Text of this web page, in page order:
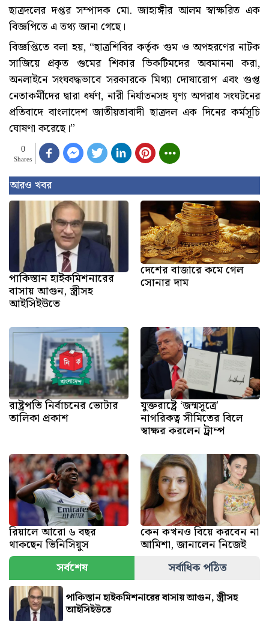
ছাত্রদলের দপ্তর সম্পাদক মো. জাহাঙ্গীর আলম স্বাক্ষরিত এক
বিজ্ঞপিতে এ তথ্য জানা গেছে।
বিজ্ঞপ্তিতে বলা হয়, “ছাত্রশিবির কর্তৃক গুম ও অপহরণের নাটক
সাজিয়ে প্রকৃত গুমের শিকার ভিকটিমদের অবমাননা করা,
অনলাইনে সংঘবদ্ধভাবে সরকারকে মিথ্যা দোষারোপ এবং গুপ্ত
নেতাকর্মীদের দ্বারা ধর্ষণ, নারী নির্যাতনসহ ঘৃণ্য অপরাধ সংঘটনের
প্রতিবাদে বাংলাদেশ জাতীয়তাবাদী ছাত্রদল এক দিনের কর্মসূচি
ঘোষণা করেছে।”
0
Shares
আরও খবর
পাকিস্তান হাইকমিশনারের
বাসায় আগুন, স্ত্রীসহ
আইসিইউতে
দেশের বাজারে কমে গেল
সোনার দাম
রাষ্ট্রপতি নির্বাচনের ভোটার
তালিকা প্রকাশ
যুক্তরাষ্ট্রে ‘জন্মসূত্রে’
নাগরিকত্ব সীমিতের বিলে
স্বাক্ষর করলেন ট্রাম্প
রিয়ালে আরো ৬ বছর
থাকছেন ভিনিসিয়ুস
কেন কখনও বিয়ে করবেন না
আমিশা, জানালেন নিজেই
সর্বশেষ
সর্বাধিক পঠিত
পাকিস্তান হাইকমিশনারের বাসায় আগুন, স্ত্রীসহ
আইসিইউতে